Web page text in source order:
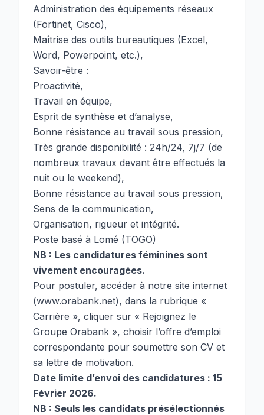
Administration des équipements réseaux
(Fortinet, Cisco),
Maîtrise des outils bureautiques (Excel,
Word, Powerpoint, etc.),
Savoir-être :
Proactivité,
Travail en équipe,
Esprit de synthèse et d’analyse,
Bonne résistance au travail sous pression,
Très grande disponibilité : 24h/24, 7j/7 (de
nombreux travaux devant être effectués la
nuit ou le weekend),
Bonne résistance au travail sous pression,
Sens de la communication,
Organisation, rigueur et intégrité.
Poste basé à Lomé (TOGO)
NB : Les candidatures féminines sont
vivement encouragées.
Pour postuler, accéder à notre site internet
(www.orabank.net), dans la rubrique «
Carrière », cliquer sur « Rejoignez le
Groupe Orabank », choisir l’offre d’emploi
correspondante pour soumettre son CV et
sa lettre de motivation.
Date limite d’envoi des candidatures : 15
Février 2026.
NB : Seuls les candidats présélectionnés